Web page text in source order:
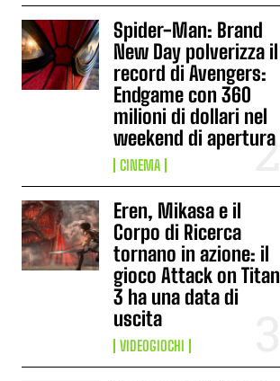
Spider-Man: Brand
New Day polverizza il
record di Avengers:
Endgame con 360
milioni di dollari nel
weekend di apertura
CINEMA
Eren, Mikasa e il
Corpo di Ricerca
tornano in azione: il
gioco Attack on Titan
3 ha una data di
uscita
VIDEOGIOCHI